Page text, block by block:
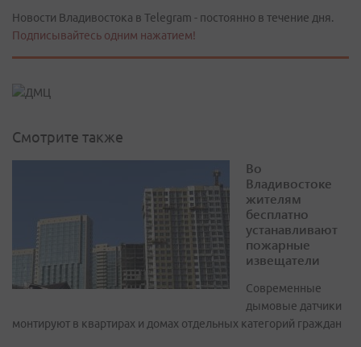
Новости Владивостока в Telegram - постоянно в течение дня.
Подписывайтесь одним нажатием!
Смотрите также
Во
Владивостоке
жителям
бесплатно
устанавливают
пожарные
извещатели
Современные
дымовые датчики
монтируют в квартирах и домах отдельных категорий граждан